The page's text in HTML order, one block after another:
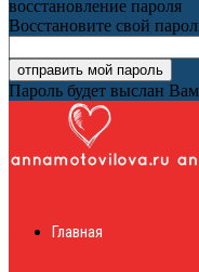
восстановление пароля
Восстановите свой
Пароль будет выслан
журналГлавная